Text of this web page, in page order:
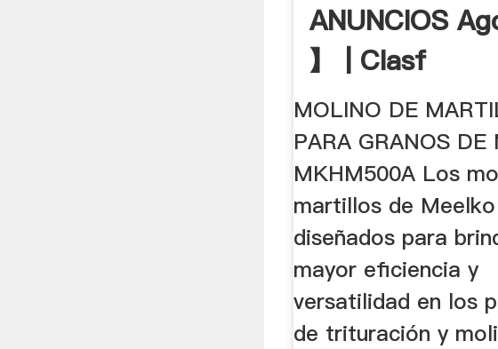
ANUNCIOS
】 | Clasf
MOLINO DE
PARA GRANOS DE
MKHM500A Los
martillos de
diseñados para
mayor eficiencia y
versatilidad en los
de trituración y